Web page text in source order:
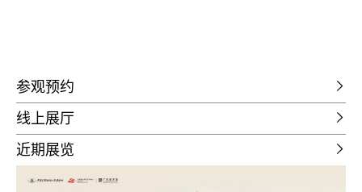
参观预约
线上展厅
近期展览